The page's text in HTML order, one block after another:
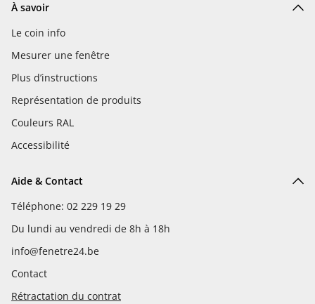
À savoir
Le coin info
Mesurer une fenêtre
Plus d’instructions
Représentation de produits
Couleurs RAL
Accessibilité
Aide & Contact
Téléphone: 02 229 19 29
Du lundi au vendredi de 8h à 18h
info@fenetre24.be
Contact
Rétractation du contrat